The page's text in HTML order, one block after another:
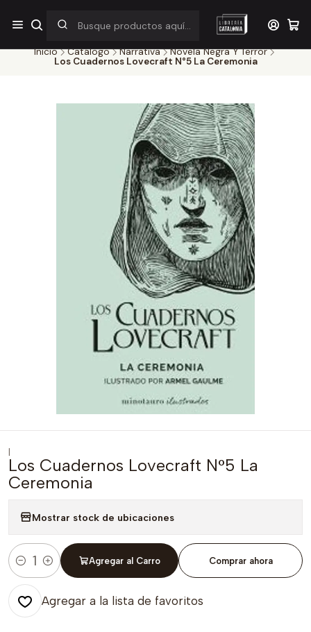
¡Por pocos días! Despacho a $1.000 en RM por compras sobre
$38.000
Inicio Catálogo Narrativa
Novela Negra Y Terror
Los Cuadernos Lovecraft N°5 La Ceremonia
|
Los Cuadernos Lovecraft N°5 La
Ceremonia
Mostrar stock de ubicaciones
Cantidad
Agregar al Carro Comprar ahora
Agregar a la lista de favoritos